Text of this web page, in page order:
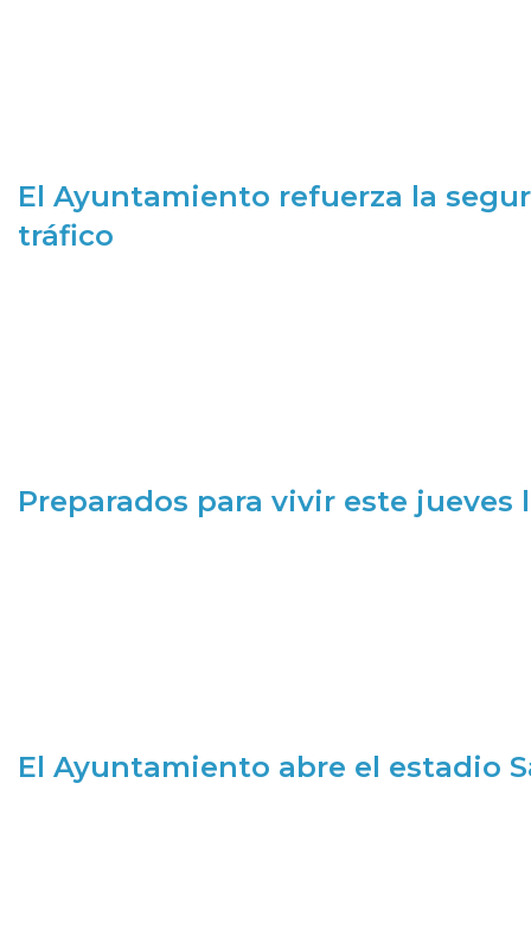
El Ayuntamiento refuerza la
tráfico
Preparados para vivir este jueves
El Ayuntamiento abre el estadio